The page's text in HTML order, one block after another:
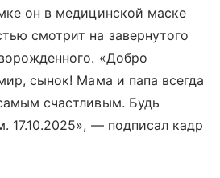
он в медицинской маске
смотрит на завернутого
«Добро
сынок! Мама и папа всегда
счастливым. Будь
17.10.2025», — подписал кадр